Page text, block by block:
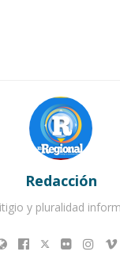
el día de Reyes
en Ahuacatlán
Redacción
y pluralidad